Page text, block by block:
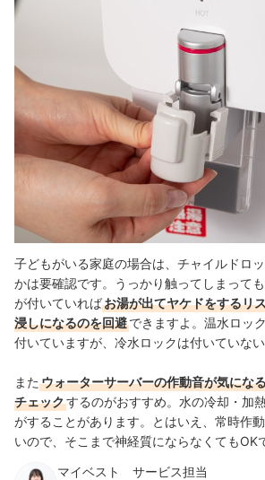
子どもがいる家庭の場合は、チャイルドロ
かは要確認です。うっかり触ってしまって
が付いていればお湯が出てヤケドをするリ
浸しになるのを回避できますよ。温水ロッ
付いていますが、冷水ロックは付いていない
また ウォーターサーバーの作動音が気にな
チェックするのがおすすめ。水の冷却・加
がすることがあります。とはいえ、常時作
いので、そこまで神経質にならなくてもOK
マイベスト サービス担当